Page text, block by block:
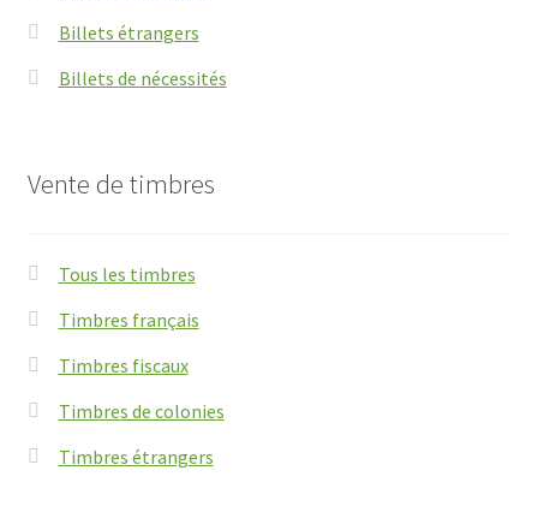
Billets étrangers
Billets de nécessités
Vente de timbres
Tous les timbres
Timbres français
Timbres fiscaux
Timbres de colonies
Timbres étrangers